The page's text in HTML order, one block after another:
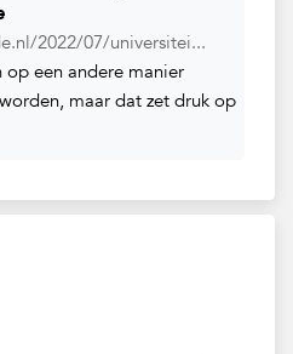
2022/07/universitei...
op een andere manier
maar dat zet druk op